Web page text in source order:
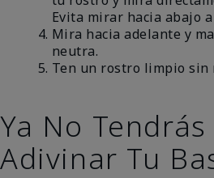
Evita mirar hacia abajo
Mira hacia adelante y
neutra.
Ten un rostro limpio sin
Ya No Tendrás
Adivinar Tu